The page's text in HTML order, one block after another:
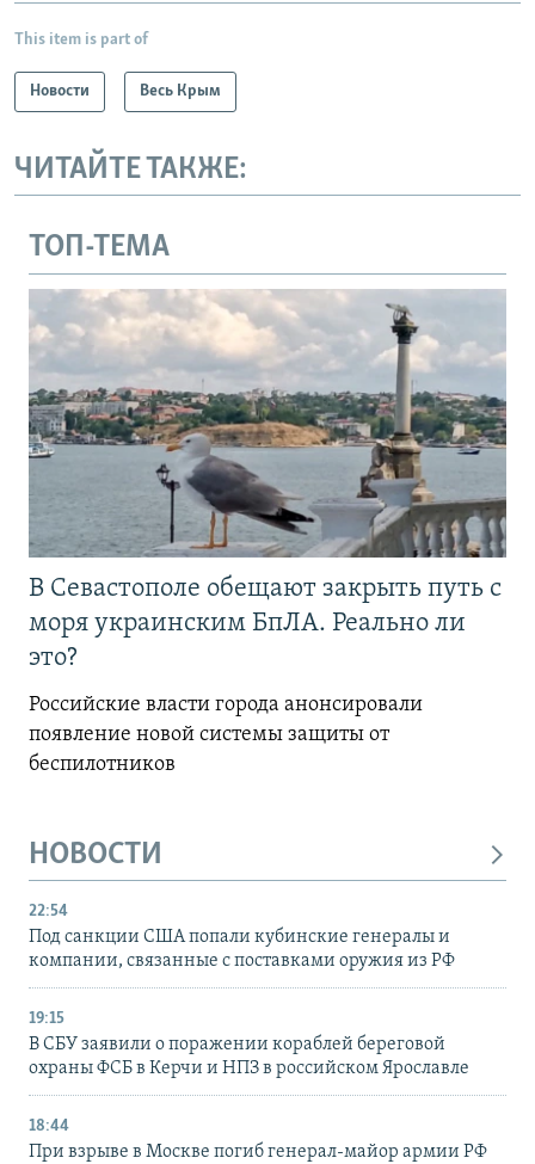
This item is part of
Новости Весь Крым
ЧИТАЙТЕ ТАКЖЕ:
ТОП-ТЕМА
В Севастополе обещают закрыть путь с
моря украинским БпЛА. Реально ли
это?
Российские власти города анонсировали
появление новой системы защиты от
беспилотников
НОВОСТИ
22:54
Под санкции США попали кубинские генералы и
компании, связанные с поставками оружия из РФ
19:15
В СБУ заявили о поражении кораблей береговой
охраны ФСБ в Керчи и НПЗ в российском Ярославле
18:44
При взрыве в Москве погиб генерал-майор армии РФ